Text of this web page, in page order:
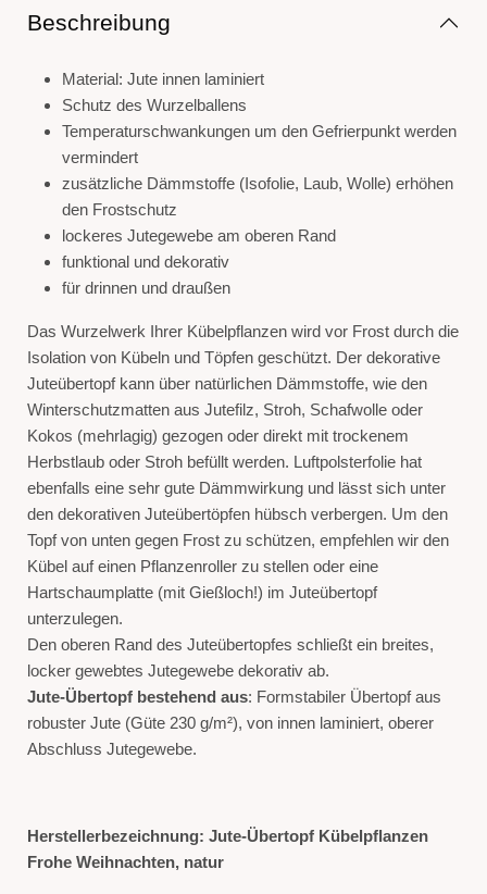
Beschreibung
Material: Jute innen laminiert
Schutz des Wurzelballens
Temperaturschwankungen um den Gefrierpunkt werden
vermindert
zusätzliche Dämmstoffe (Isofolie, Laub, Wolle) erhöhen
den Frostschutz
lockeres Jutegewebe am oberen Rand
funktional und dekorativ
für drinnen und draußen
Das Wurzelwerk Ihrer Kübelpflanzen wird vor Frost durch die
Isolation von Kübeln und Töpfen geschützt. Der dekorative
Juteübertopf kann über natürlichen Dämmstoffe, wie den
Winterschutzmatten aus Jutefilz, Stroh, Schafwolle oder
Kokos (mehrlagig) gezogen oder direkt mit trockenem
Herbstlaub oder Stroh befüllt werden. Luftpolsterfolie hat
ebenfalls eine sehr gute Dämmwirkung und lässt sich unter
den dekorativen Juteübertöpfen hübsch verbergen. Um den
Topf von unten gegen Frost zu schützen, empfehlen wir den
Kübel auf einen Pflanzenroller zu stellen oder eine
Hartschaumplatte (mit Gießloch!) im Juteübertopf
unterzulegen.
Den oberen Rand des Juteübertopfes schließt ein breites,
locker gewebtes Jutegewebe dekorativ ab.
Jute-Übertopf bestehend aus: Formstabiler Übertopf aus
robuster Jute (Güte 230 g/m²), von innen laminiert, oberer
Abschluss Jutegewebe.
Herstellerbezeichnung: Jute-Übertopf Kübelpflanzen
Frohe Weihnachten, natur